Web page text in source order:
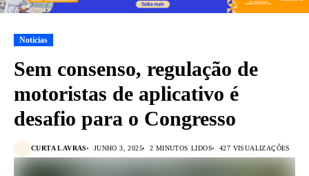
Notícias
Sem consenso, regulação de
motoristas de aplicativo é
desafio para o Congresso
CURTA LAVRAS JUNHO 3, 2025 2 MINUTOS LIDOS 427 VISUALIZAÇÕES